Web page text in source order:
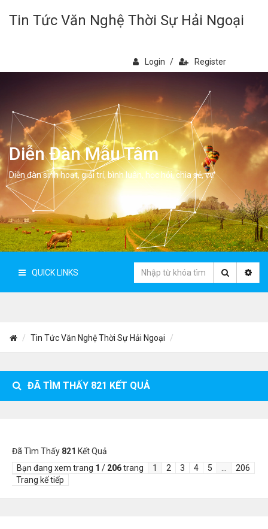
Tin Tức Văn Nghệ Thời Sự Hải Ngoại
Login / Register
Diễn Đàn Mẫu Tâm
Diễn đàn sinh hoạt, giải trí, bình luân, học hỏi, chia sẻ, vv.
QUICK LINKS
Tin Tức Văn Nghệ Thời Sự Hải Ngoại
ĐÃ TÌM THẤY 821 KẾT QUẢ
Đã Tìm Thấy 821 Kết Quả
Bạn đang xem trang 1 / 206trang 1 2 3 4 5
206
Trang kế tiếp